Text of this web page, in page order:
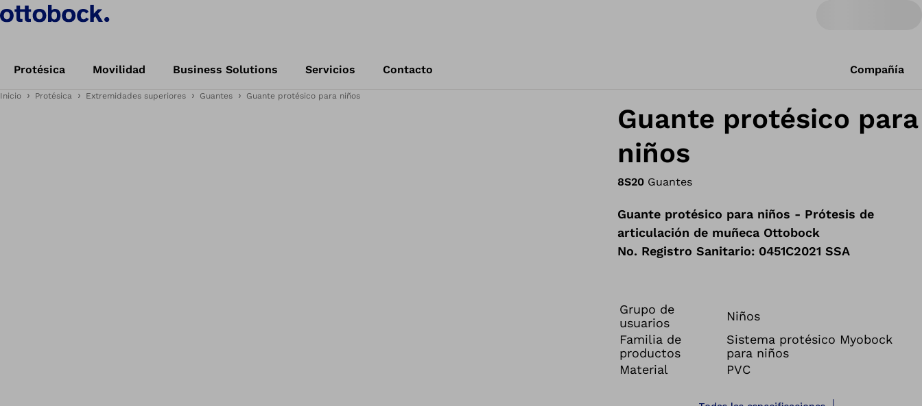
Protésica Movilidad Business Solutions Servicios Contacto Compañía
Inicio Protésica Extremidades superiores Guantes Guante protésico para niños
Guante protésico para
niños
8S20 Guantes
Guante protésico para niños - Prótesis de
articulación de muñeca Ottobock
No. Registro Sanitario: 0451C2021 SSA
Grupo de
usuarios
Niños
Familia de
productos
Sistema protésico Myobock
para niños
Material
PVC